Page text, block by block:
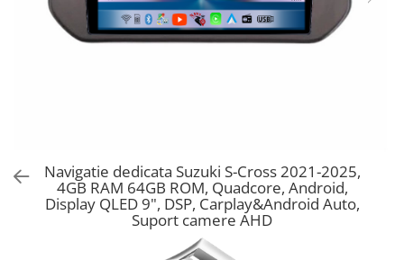
Navigatie dedicata Suzuki S-Cross 2021-2025,
4GB RAM 64GB ROM, Quadcore, Android,
Display QLED 9", DSP, Carplay&Android Auto,
Suport camere AHD